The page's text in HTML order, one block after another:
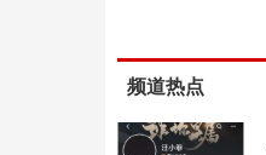
频道热点